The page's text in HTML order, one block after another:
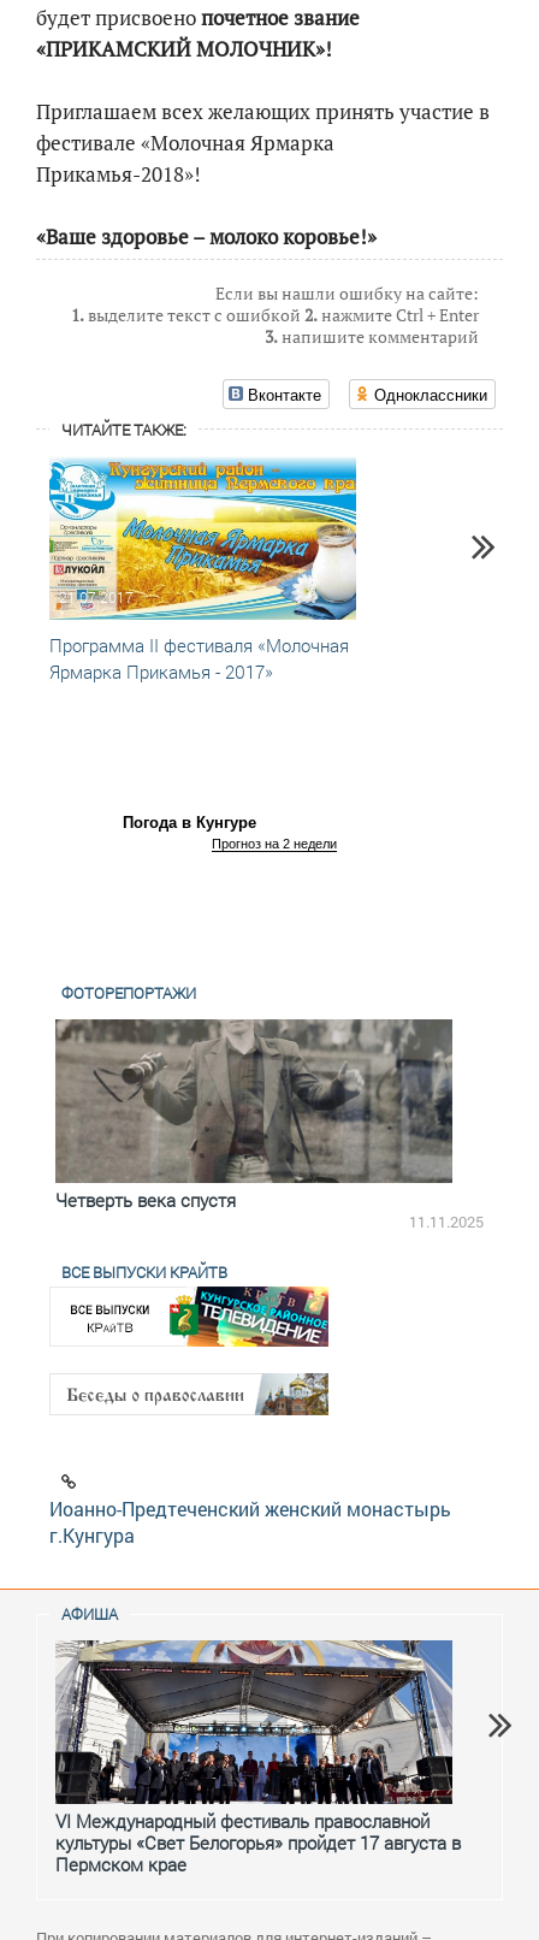
будет присвоенопочетное звание
«ПРИКАМСКИЙ МОЛОЧНИК»!
Приглашаем всех желающих принять участие в
фестивале «Молочная Ярмарка
Прикамья-2018»!
«Ваше здоровье – молоко коровье!»
Если вы нашли ошибку на сайте:
1.выделите текст с ошибкой 2.нажмите Ctrl + Enter
3.напишите комментарий
Вконтакте Одноклассники
ЧИТАЙТЕ ТАКЖЕ:
21.07.2017
Программа II фестиваля «Молочная
Ярмарка Прикамья - 2017»
Погода в Кунгуре
Прогноз на 2 недели
ФОТОРЕПОРТАЖИ
Четверть века спустя
11.11.2025
ВСЕ ВЫПУСКИ КРАЙТВ
Иоанно-Предтеченский женский монастырь
г.Кунгура
АФИША
VI Международный фестиваль православной
культуры «Свет Белогорья» пройдет 17 августа в
Пермском крае